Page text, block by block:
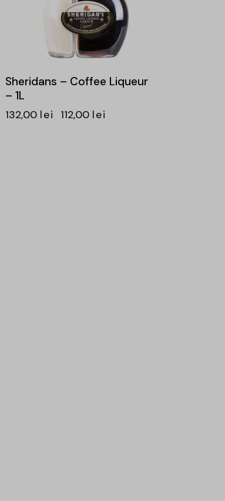
Sheridans – Coffee Liqueur
– 1L
132,00 lei 112,00 lei